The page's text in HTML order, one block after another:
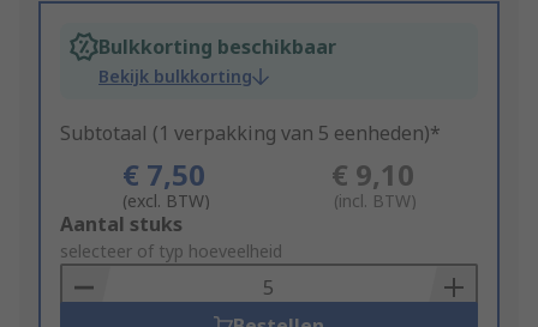
Bulkkorting beschikbaar
Bekijk bulkkorting
Subtotaal (1 verpakking van 5 eenheden)*
€ 7,50
(excl. BTW)
€ 9,10
(incl. BTW)
Add
to
Basket
Aantal stuks
selecteer of typ hoeveelheid